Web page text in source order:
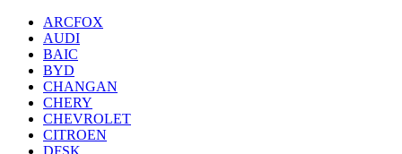
ARCFOX
AUDI
BAIC
BYD
CHANGAN
CHERY
CHEVROLET
CITROEN
DFSK